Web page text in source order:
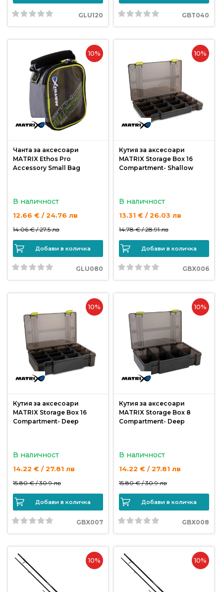
Политика
използване
“бисквитки”
(Cookie)
Copyright
права
запазени.
и
Дизайн
от
Weberest
GLU120 GBT040
10%
Чанта за аксесоари
MATRIX Ethos Pro
Accessory Small Bag
В наличност
12.66 € / 24.76 лв
14.06 € /27.5 лв
Добави в количка
GLU080
10%
Кутия за аксесоари
MATRIX Storage Box 16
Compartment- Shallow
В наличност
13.31 € / 26.03 лв
14.78 € /28.91 лв
Добави в количка
GBX006
10%
Кутия за аксесоари
MATRIX Storage Box 16
Compartment- Deep
В наличност
14.22 € / 27.81 лв
15.80 € /30.9 лв
Добави в количка
GBX007
10%
Кутия за аксесоари
MATRIX Storage Box 8
Compartment- Deep
В наличност
14.22 € / 27.81 лв
15.80 € /30.9 лв
Добави в количка
GBX008
10% 10%